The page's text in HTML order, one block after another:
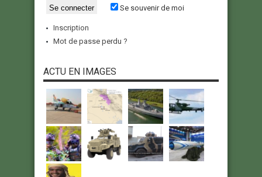
Se souvenir de moi
Inscription
Mot de passe perdu ?
ACTU EN IMAGES